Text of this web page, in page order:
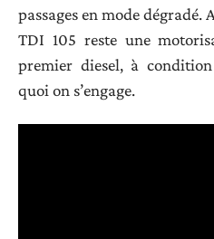
passages en mode dégradé.
TDI 105 reste une
premier diesel, à
quoi on s’engage.